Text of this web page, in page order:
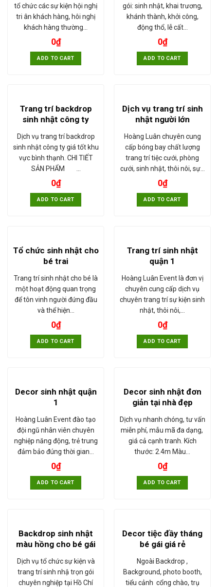
tổ chức các sự kiện hội nghị
tri ân khách hàng, hôi nghị
khách hàng thường…
0₫
ADD TO CART
gói: sinh nhật, khai trương,
khánh thành, khởi công,
động thổ, lễ cất…
0₫
ADD TO CART
Trang trí backdrop
sinh nhật công ty
Dịch vụ trang trí backdrop
sinh nhật công ty giá tốt khu
vực bình thạnh. CHI TIẾT
SẢN PHẨM …
0₫
ADD TO CART
Dịch vụ trang trí sinh
nhật người lớn
Hoàng Luân chuyên cung
cấp bóng bay chất lượng
trang trí tiệc cưới, phòng
cưới, sinh nhật, thôi nôi, sự…
0₫
ADD TO CART
Tổ chức sinh nhật cho
bé trai
Trang trí sinh nhật cho bé là
một hoạt động quan trọng
để tôn vinh người đứng đầu
và thể hiện…
0₫
ADD TO CART
Trang trí sinh nhật
quận 1
Hoàng Luân Event là đơn vị
chuyên cung cấp dịch vụ
chuyên trang trí sự kiện sinh
nhật, thôi nôi,…
0₫
ADD TO CART
Decor sinh nhật quận
1
Hoàng Luân Event đào tạo
đội ngũ nhân viên chuyên
nghiệp năng động, trẻ trung
đảm bảo đúng thời gian…
0₫
ADD TO CART
Decor sinh nhật đơn
giản tại nhà đẹp
Dịch vụ nhanh chóng, tư vấn
miễn phí, mẫu mã đa dạng,
giá cả cạnh tranh. Kích
thước: 2.4m Màu…
0₫
ADD TO CART
Backdrop sinh nhật
màu hồng cho bé gái
Dịch vụ tổ chức sự kiện và
trang trí sinh nhậ trọn gói
chuyên nghiệp tại Hồ Chí
Decor tiệc đầy tháng
bé gái giá rẻ
Ngoài Backdrop ,
Background, photo booth,
tiểu cảnh cổng chào, trụ